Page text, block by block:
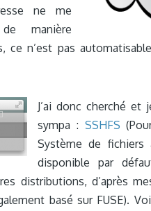
ne me
manière
ce n’est pas
J’ai donc cherché
sympa : SSHFS
Système de
disponible par
distributions, d’après
basé sur FUSE).